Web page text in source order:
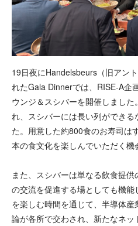
19日夜にHandelsbeurs（旧アン
れたGala Dinnerでは、RISE-A企
ウンジ＆スシバーを開催しまし
れ、スシバーには長い列ができ
た。用意した約800食のお寿司は
本の食文化を楽しんでいただく機
また、スシバーは単なる飲食提
の交流を促進する場としても機
を楽しむ時間を通じて、半導体
論が各所で交わされ、新たなネ